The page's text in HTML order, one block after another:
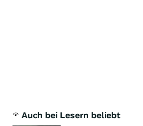
Auch bei Lesern beliebt